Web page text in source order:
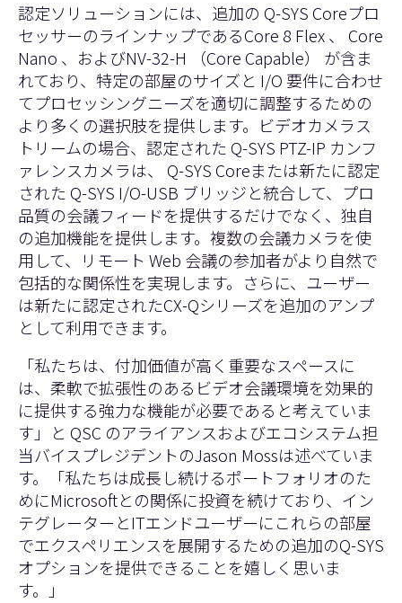
認定ソリューションには、追加の Q-SYS Coreプロ
セッサーのラインナップであるCore 8 Flex、 Core
Nano 、およびNV-32-H （Core Capable） が含ま
れており、特定の部屋のサイズと I/O 要件に合わせ
てプロセッシングニーズを適切に調整するための
より多くの選択肢を提供します。ビデオカメラス
トリームの場合、認定された Q-SYS PTZ-IP カンフ
ァレンスカメラは、 Q-SYS Coreまたは新たに認定
された Q-SYS I/O-USB ブリッジと統合して、プロ
品質の会議フィードを提供するだけでなく、独自
の追加機能を提供します。複数の会議カメラを使
用して、リモート Web 会議の参加者がより自然で
包括的な関係性を実現します。さらに、ユーザー
は新たに認定されたCX-Qシリーズを追加のアンプ
として利用できます。
「私たちは、付加価値が高く重要なスペースに
は、柔軟で拡張性のあるビデオ会議環境を効果的
に提供する強力な機能が必要であると考えていま
す」と QSC のアライアンスおよびエコシステム担
当バイスプレジデントのJason Mossは述べていま
す。「私たちは成長し続けるポートフォリオのた
めにMicrosoftとの関係に投資を続けており、イン
テグレーターとITエンドユーザーにこれらの部屋
でエクスペリエンスを展開するための追加のQ-SYS
オプションを提供できることを嬉しく思いま
す。」